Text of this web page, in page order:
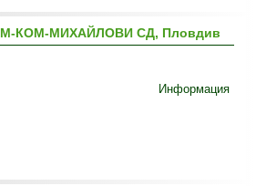
М-КОМ-МИХАЙЛОВИ СД, Пловдив
Информация